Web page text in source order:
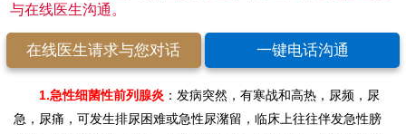
与在线医生沟通。
在线医生请求与您对话 一键电话沟通
1.急性细菌性前列腺炎 ：发病突然，有寒战和高热，尿频，尿
急，尿痛，可发生排尿困难或急性尿潴留，临床上往往伴发急性膀